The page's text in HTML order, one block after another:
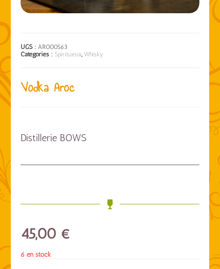
UGS : AR000563
Catégories : Spiritueux, Whisky
Vodka Aroc
Distillerie BOWS
45,00 €
6 en stock